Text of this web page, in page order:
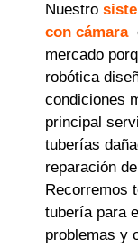
Nuestro
con cámara
mercado
robótica
condiciones
principal
tuberías
reparación
Recorremos
tubería para
problemas y